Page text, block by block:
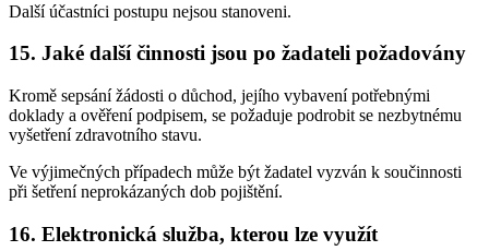
Další účastníci postupu nejsou stanoveni.
15. Jaké další činnosti jsou po žadateli požadovány
Kromě sepsání žádosti o důchod, jejího vybavení potřebnými
doklady a ověření podpisem, se požaduje podrobit se nezbytnému
vyšetření zdravotního stavu.
Ve výjimečných případech může být žadatel vyzván k součinnosti
při šetření neprokázaných dob pojištění.
16. Elektronická služba, kterou lze využít